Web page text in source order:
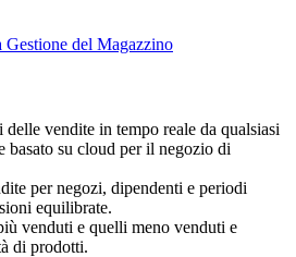
del Magazzino
vendite in tempo reale da qualsiasi
basato su cloud per il negozio di
per negozi, dipendenti e periodi
equilibrate.
venduti e quelli meno venduti e
di prodotti.